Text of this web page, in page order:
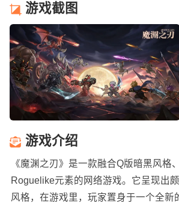
游戏截图
游戏介绍
《魔渊之刃》是一款融合Q版暗黑风格
Roguelike元素的网络游戏。它呈现出
风格，在游戏里，玩家置身于一个全新